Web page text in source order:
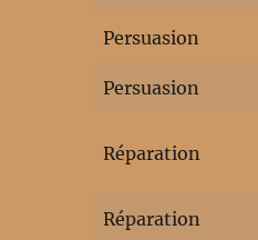
Persuasion
Persuasion
Réparation
Réparation